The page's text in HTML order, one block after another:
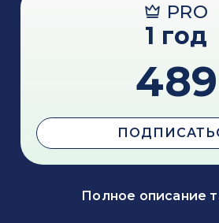
PRO
1 год
489
Полное описание